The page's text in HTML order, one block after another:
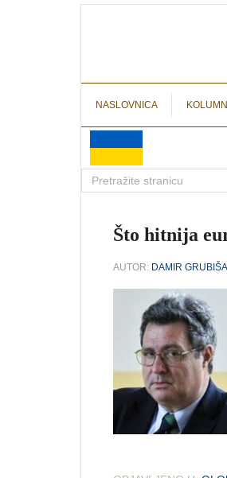
NASLOVNICA
Što hitnija
AUTOR: DAMIR GRUBIŠA